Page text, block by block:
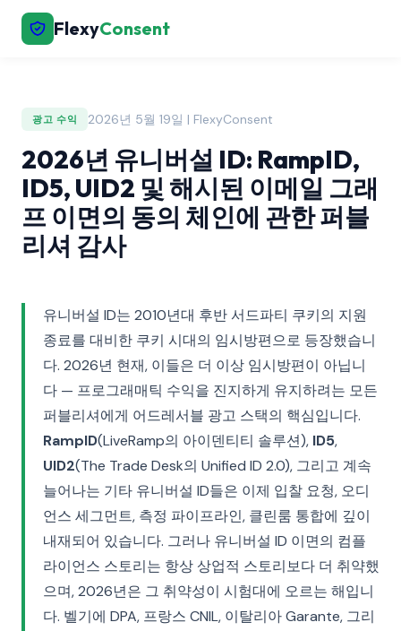
FlexyConsent
광고 수익 2026년 5월 19일 | FlexyConsent
2026년 유니버설 ID: RampID,
ID5, UID2 및 해시된 이메일 그래
프 이면의 동의 체인에 관한 퍼블
리셔 감사
유니버설 ID는 2010년대 후반 서드파티 쿠키의 지원
종료를 대비한 쿠키 시대의 임시방편으로 등장했습니
다. 2026년 현재, 이들은 더 이상 임시방편이 아닙니
다 — 프로그래매틱 수익을 진지하게 유지하려는 모든
퍼블리셔에게 어드레서블 광고 스택의 핵심입니다.
RampID(LiveRamp의 아이덴티티 솔루션), ID5,
UID2(The Trade Desk의 Unified ID 2.0), 그리고 계속
늘어나는 기타 유니버설 ID들은 이제 입찰 요청, 오디
언스 세그먼트, 측정 파이프라인, 클린룸 통합에 깊이
내재되어 있습니다. 그러나 유니버설 ID 이면의 컴플
라이언스 스토리는 항상 상업적 스토리보다 더 취약했
으며, 2026년은 그 취약성이 시험대에 오르는 해입니
다. 벨기에 DPA, 프랑스 CNIL, 이탈리아 Garante, 그리